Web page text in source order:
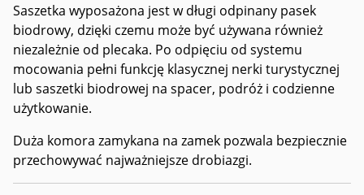
Saszetka wyposażona jest w długi odpinany pasek
biodrowy, dzięki czemu może być używana również
niezależnie od plecaka. Po odpięciu od systemu
mocowania pełni funkcję klasycznej nerki turystycznej
lub saszetki biodrowej na spacer, podróż i codzienne
użytkowanie.
Duża komora zamykana na zamek pozwala bezpiecznie
przechowywać najważniejsze drobiazgi.